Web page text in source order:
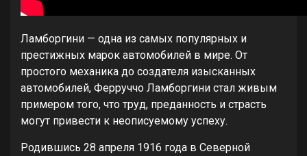
Ламборгини — одна из самых популярных и
престижных марок автомобилей в мире. От
простого механика до создателя изысканных
автомобилей, Ферруччо Ламборгини стал живым
примером того, что труд, преданность и страсть
могут привести к неописуемому успеху.
Родившись 28 апреля 1916 года в Северной